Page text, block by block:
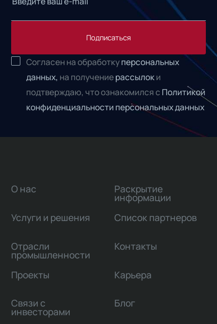
Подписаться
Согласен на обработкуперсональных
данных, на получениерассылоки
подтверждаю, что ознакомился с Политикой
конфиденциальности персональных данных
О нас
Услуги и решения
Отрасли
промышленности
Проекты
Связи с
инвесторами
Раскрытие
информации
Список партнеров
Контакты
Карьера
Блог